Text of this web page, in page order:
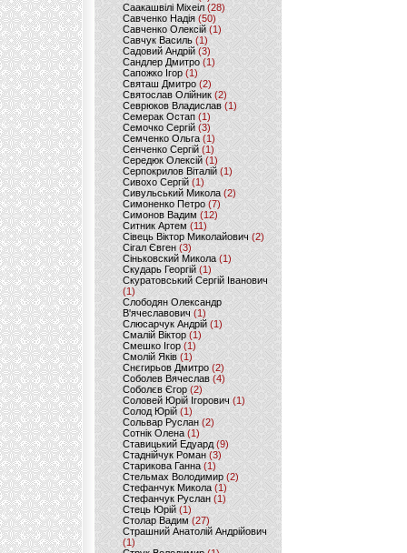
Саакашвілі Міхеіл(28)
Савченко Надія (50)
Савченко Олексій(1)
Савчук Василь (1)
Садовий Андрій (3)
Сандлер Дмитро(1)
Сапожко Ігор(1)
Святаш Дмитро (2)
Святослав Олійник (2)
Севрюков Владислав (1)
Семерак Остап (1)
Семочко Сергій (3)
Семченко Ольга (1)
Сенченко Сергій(1)
Середюк Олексій(1)
Серпокрилов Віталій(1)
Сивохо Сергій(1)
Сивульський Микола(2)
Симоненко Петро(7)
Симонов Вадим (12)
Ситник Артем(11)
Сівець Віктор Миколайович(2)
Сігал Євген (3)
Сіньковский Микола(1)
Скударь Георгій (1)
Скуратовський Сергій Іванович
(1)
Слободян Олександр
В'ячеславович(1)
Слюсарчук Андрій(1)
Смалій Віктор (1)
Смешко Ігор (1)
Смолій Яків (1)
Снєгирьов Дмитро (2)
Соболев Вячеслав (4)
Соболєв Єгор(2)
Соловей Юрій Ігорович (1)
Солод Юрій (1)
Сольвар Руслан (2)
Сотнік Олена(1)
Ставицький Едуард (9)
Стаднійчук Роман(3)
Старикова Ганна (1)
Стельмах Володимир(2)
Стефанчук Микола (1)
Стефанчук Руслан (1)
Стець Юрій (1)
Столар Вадим(27)
Страшний Анатолій Андрійович
(1)